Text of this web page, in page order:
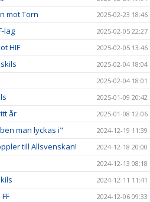
mot Torn 2025-02-23 18:46
lag 2025-02-05 22:27
HIF 2025-02-05 13:46
2025-02-04 18:04
2025-02-04 18:01
2025-01-09 20:42
år 2025-01-08 12:06
man lyckas i" 2024-12-19 11:39
till Allsvenskan! 2024-12-18 20:00
2024-12-13 08:18
2024-12-11 11:41
2024-12-06 09:33